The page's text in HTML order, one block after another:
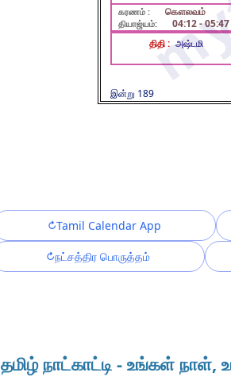
கரணம் : கௌலவம்
தியாஜ்யம்: 04:12 - 05:47
திதி : அஷ்டமி
இன்று 189
Tamil Calendar App
நட்சத்திர பொருத்தம்
தமிழ் நாட்காட்டி - உங்கள் நாள்,